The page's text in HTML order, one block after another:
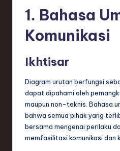
T
d
in
S
o
1. Bahasa
Komunikasi
Ikhtisar
Diagram urutan berfungsi
dapat dipahami oleh
maupun non-teknis. Bahasa
bahwa semua pihak yang
bersama mengenai perilaku
memfasilitasi komunikasi dan